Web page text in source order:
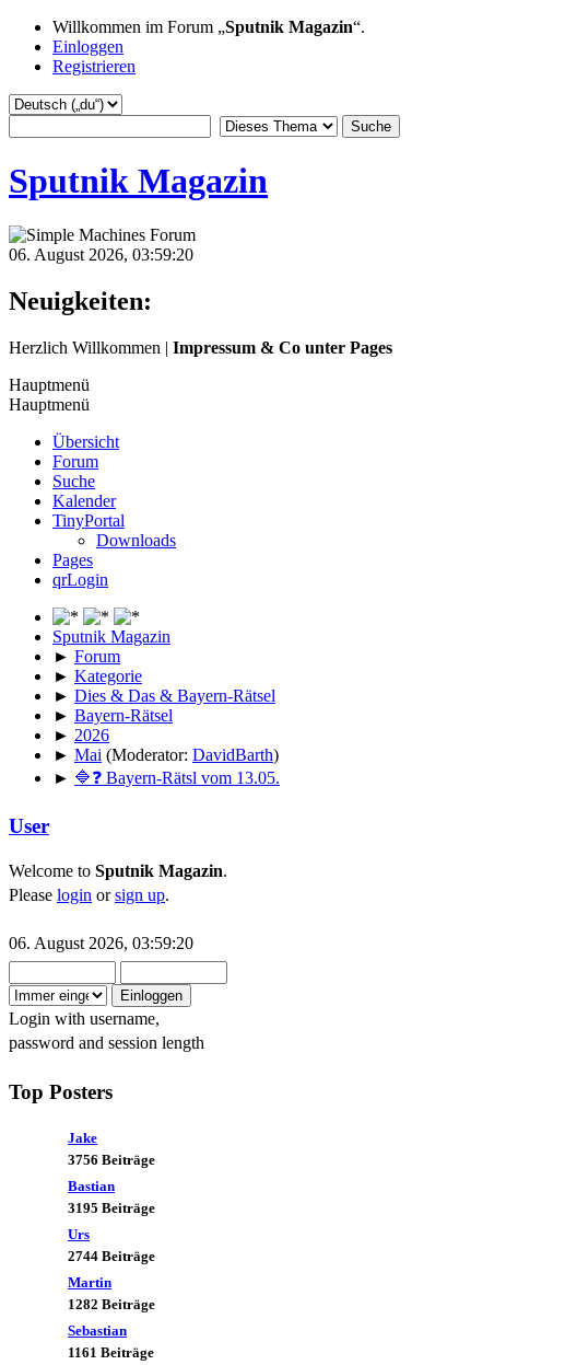
Willkommen im Forum „Sputnik Magazin“.
Einloggen
Registrieren
Sputnik Magazin
06. August 2026, 03:59:20
Neuigkeiten:
Herzlich Willkommen | Impressum & Co unter Pages
Hauptmenü
Hauptmenü
Übersicht
Forum
Suche
Kalender
TinyPortal
Downloads
Pages
qrLogin
Sputnik Magazin
► Forum
► Kategorie
► Dies & Das & Bayern-Rätsel
► Bayern-Rätsel
► 2026
► Mai (Moderator: DavidBarth)
► 🔷❓ Bayern-Rätsl vom 13.05.
User
Welcome to Sputnik Magazin.
Please login orsign up.
06. August 2026, 03:59:20
Login with username,
password and session length
Top Posters
Jake
3756 Beiträge
Bastian
3195 Beiträge
Urs
2744 Beiträge
Martin
1282 Beiträge
Sebastian
1161 Beiträge
Bastian:
2024-08-31, 07:34:39
🔴 LIVE 🌋 Erdbeben:
Campi Flegrei
Martin:
2025-01-20, 14:23:37
Wetter-Panorama
Österreich
:
2025-01-20, 14:27:08
Wetter-Panorama
Schweiz
2025-01-20, 14:30:21
Südtirol
2026-07-14, 09:57:42
Da kommen noch mehr
UNWETTER auf uns zu...
Paul:
Engelwetter
"Abschluss-Gewitter" im
Detail- Folgt eine Phase ganz
Wettervorhersage 04.08.2026